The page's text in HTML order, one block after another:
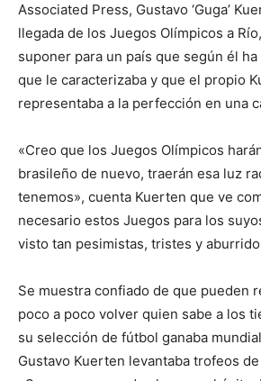
Associated Press, Gustavo ‘Guga’
llegada de los Juegos Olímpicos a
suponer para un país que según él
que le caracterizaba y que el propio
representaba a la perfección en una
«Creo que los Juegos Olímpicos
brasileño de nuevo, traerán esa luz
tenemos», cuenta Kuerten que ve
necesario estos Juegos para los
visto tan pesimistas, tristes y
Se muestra confiado de que pueden
poco a poco volver quien sabe a los
su selección de fútbol ganaba
Gustavo Kuerten levantaba trofeos